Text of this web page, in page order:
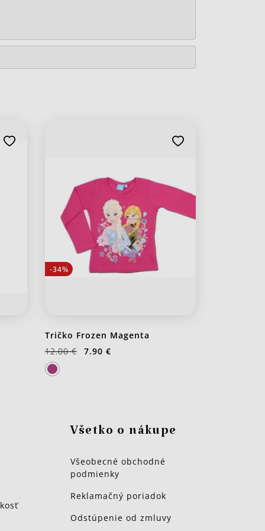
-34%
Tričko Frozen Magenta
12.00 €
7.90 €
Všetko o nákupe
Všeobecné obchodné
podmienky
Reklamačný poriadok
Odstúpenie od zmluvy